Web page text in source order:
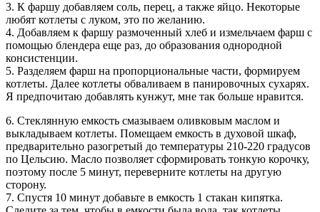
3. К фаршу добавляем соль, перец, а также яйцо. Некоторые
любят котлеты с луком, это по желанию.
4. Добавляем к фаршу размоченный хлеб и измельчаем фарш с
помощью блендера еще раз, до образования однородной
консистенции.
5. Разделяем фарш на пропорциональные части, формируем
котлеты. Далее котлеты обваливаем в панировочных сухарях.
Я предпочитаю добавлять кунжут, мне так больше нравится.
6. Стеклянную емкость смазываем оливковым маслом и
выкладываем котлеты. Помещаем емкость в духовой шкаф,
предварительно разогретый до температуры 210-220 градусов
по Цельсию. Масло позволяет сформировать тонкую корочку,
поэтому после 5 минут, переверните котлеты на другую
сторону.
7. Спустя 10 минут добавьте в емкость 1 стакан кипятка.